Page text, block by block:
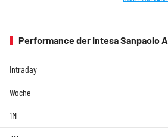
Performance der Intesa Sanpaolo
Intraday
Woche
1M